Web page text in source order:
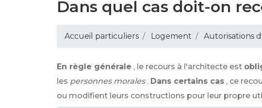
Dans quel cas doit-on
Accueil particuliers Logement Autorisations
En règle générale , le recours à l'architecte est
les personnes morales . Dans certains cas , ce
ou modifient leurs constructions pour leur propre